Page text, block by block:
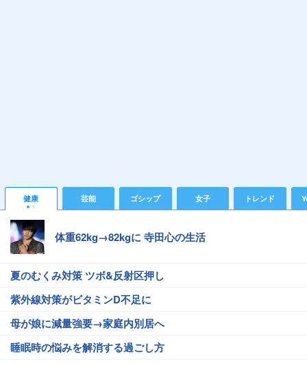
健康 芸能 ゴシップ 女子 トレンド
体重62kg→82kgに 寺田心の生活
夏のむくみ対策 ツボ&反射区押し
紫外線対策がビタミンD不足に
母が娘に減量強要→家庭内別居へ
睡眠時の悩みを解消する過ごし方